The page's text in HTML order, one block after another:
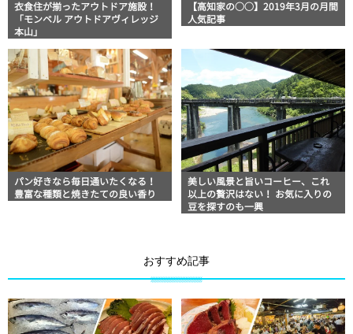
衣食住が揃ったアウトドア施設！
「モンベル アウトドアヴィレッジ
本山」
【高知家の○○】2019年3月の月間
人気記事
パン好きなら毎日通いたくなる！
豊富な種類と焼きたての良い香り
美しい風景と旨いコーヒー、これ
以上の贅沢はない！ お気に入りの
豆を探すのも一興
おすすめ記事